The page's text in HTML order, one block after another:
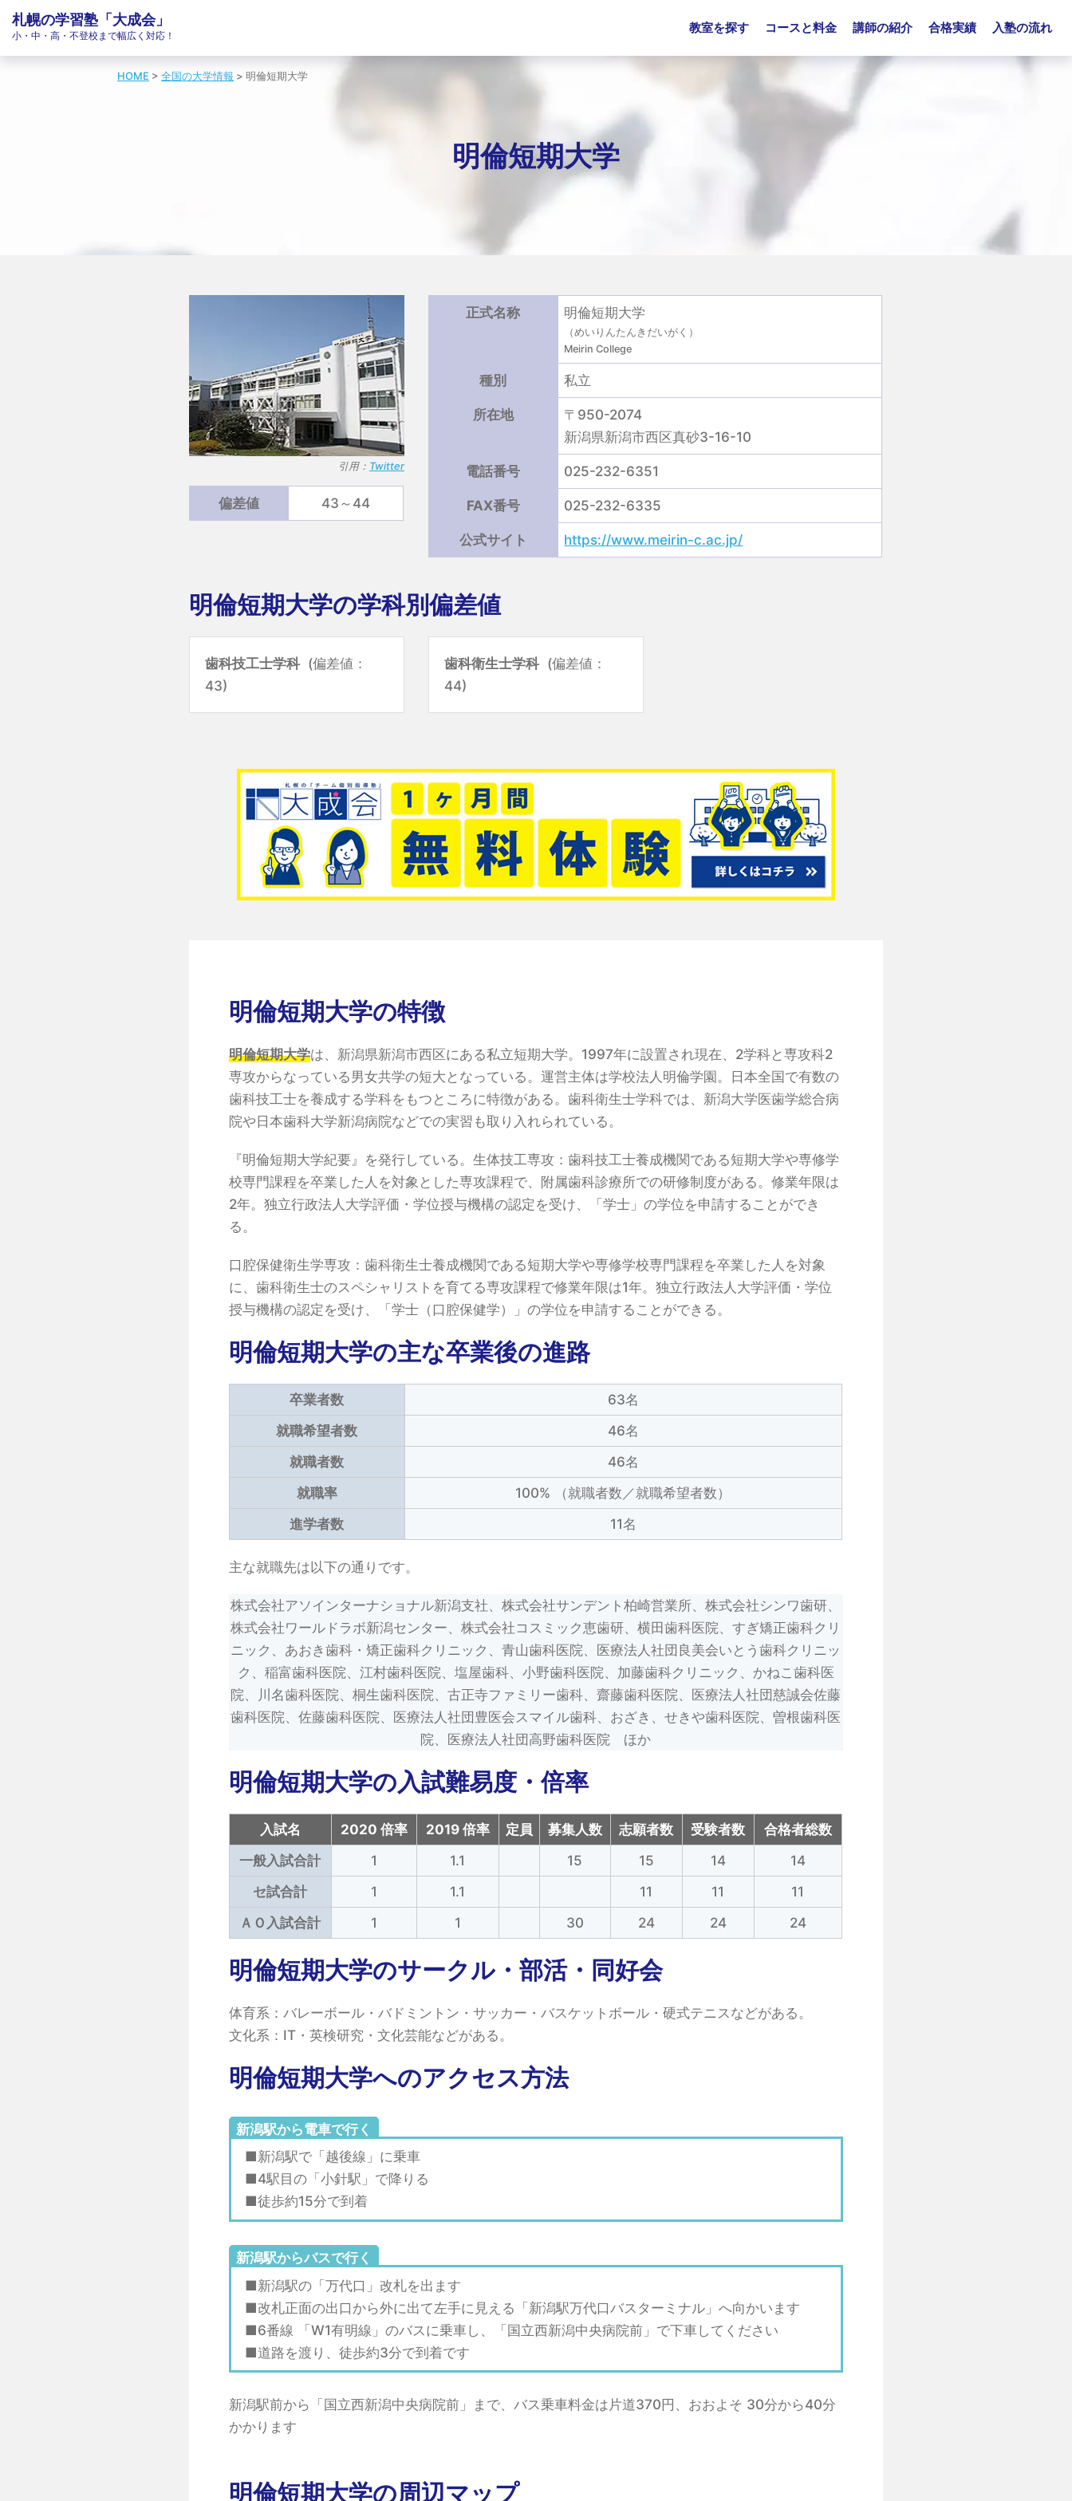
札幌の学習塾「大成会」
小・中・高・不登校まで幅広く対応！
教室を探す コースと料金 講師の紹介 合格実績 入塾の流れ
HOME > 全国の大学情報 > 明倫短期大学
明倫短期大学
引用： Twitter
偏差値 43～44
正式名称 明倫短期大学
（めいりんたんきだいがく）
Meirin College
種別 私立
所在地
〒950-2074
新潟県新潟市西区真砂3-16-10
電話番号 025-232-6351
FAX番号 025-232-6335
公式サイト https://www.meirin-c.ac.jp/
明倫短期大学の学科別偏差値
歯科技工士学科 (偏差値：
43)
歯科衛生士学科 (偏差値：
44)
明倫短期大学の特徴
明倫短期大学は、新潟県新潟市西区にある私立短期大学。1997年に設置され現在、2学科と専攻科2
専攻からなっている男女共学の短大となっている。運営主体は学校法人明倫学園。日本全国で有数の
歯科技工士を養成する学科をもつところに特徴がある。歯科衛生士学科では、新潟大学医歯学総合病
院や日本歯科大学新潟病院などでの実習も取り入れられている。
『明倫短期大学紀要』を発行している。生体技工専攻：歯科技工士養成機関である短期大学や専修学
校専門課程を卒業した人を対象とした専攻課程で、附属歯科診療所での研修制度がある。修業年限は
2年。独立行政法人大学評価・学位授与機構の認定を受け、「学士」の学位を申請することができ
る。
口腔保健衛生学専攻：歯科衛生士養成機関である短期大学や専修学校専門課程を卒業した人を対象
に、歯科衛生士のスペシャリストを育てる専攻課程で修業年限は1年。独立行政法人大学評価・学位
授与機構の認定を受け、「学士（口腔保健学）」の学位を申請することができる。
明倫短期大学の主な卒業後の進路
卒業者数
63名
就職希望者数
46名
就職者数
46名
就職率
100% （就職者数／就職希望者数）
進学者数
11名
主な就職先は以下の通りです。
株式会社アソインターナショナル新潟支社、株式会社サンデント柏崎営業所、株式会社シンワ歯研、
株式会社ワールドラボ新潟センター、株式会社コスミック恵歯研、横田歯科医院、すぎ矯正歯科クリ
ニック、あおき歯科・矯正歯科クリニック、青山歯科医院、医療法人社団良美会いとう歯科クリニッ
ク、稲富歯科医院、江村歯科医院、塩屋歯科、小野歯科医院、加藤歯科クリニック、かねこ歯科医
院、川名歯科医院、桐生歯科医院、古正寺ファミリー歯科、齋藤歯科医院、医療法人社団慈誠会佐藤
歯科医院、佐藤歯科医院、医療法人社団豊医会スマイル歯科、おざき、せきや歯科医院、曽根歯科医
院、医療法人社団高野歯科医院 ほか
明倫短期大学の入試難易度・倍率
入試名 2020 倍率 2019 倍率 定員 募集人数 志願者数 受験者数
合格者総数
一般入試合計
1 1.1 15 15 14
14
セ試合計
1 1.1 11 11
11
ＡＯ入試合計
1 1 30 24 24 24
明倫短期大学のサークル・部活・同好会
体育系：バレーボール・バドミントン・サッカー・バスケットボール・硬式テニスなどがある。
文化系：IT・英検研究・文化芸能などがある。
明倫短期大学へのアクセス方法
新潟駅から電車で行く
■新潟駅で「越後線」に乗車
■4駅目の「小針駅」で降りる
■徒歩約15分で到着
新潟駅からバスで行く
■新潟駅の「万代口」改札を出ます
■改札正面の出口から外に出て左手に見える「新潟駅万代口バスターミナル」へ向かいます
■6番線 「W1有明線」のバスに乗車し、「国立西新潟中央病院前」で下車してください
■道路を渡り、徒歩約3分で到着です
新潟駅前から「国立西新潟中央病院前」まで、バス乗車料金は片道370円、おおよそ 30分から40分
かかります
明倫短期大学の周辺マップ